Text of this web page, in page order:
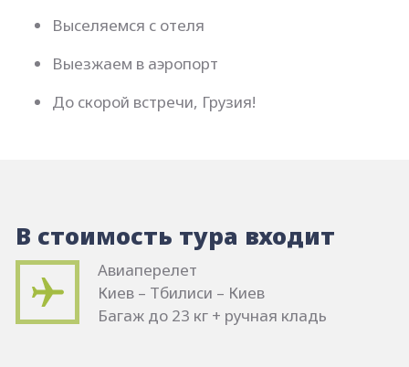
Выселяемся с отеля
Выезжаем в аэропорт
До скорой встречи, Грузия!
В стоимость тура входит
Авиаперелет
Киев – Тбилиси – Киев
Багаж до 23 кг + ручная кладь